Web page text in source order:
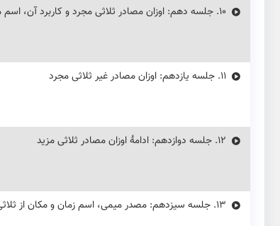
10. جلسه دهم: اوزان مصادر ثلاثی مجرد و کاربرد آن،
11. جلسه یازدهم: اوزان مصادر غیر ثلاثی مجرد
12. جلسه دوازدهم: ادامهٔ اوزان مصادر ثلاثی مزید
13. جلسه سیزدهم: مصدر میمی، اسم زمان و مکان از